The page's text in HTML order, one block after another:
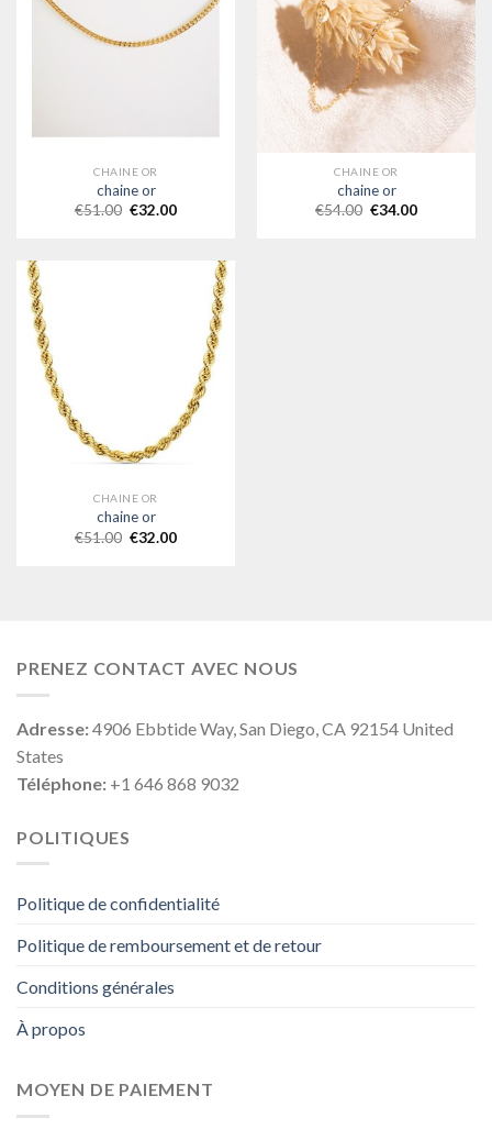
CHAINE OR
chaine or
€51.00 €32.00
CHAINE OR
chaine or
€54.00 €34.00
CHAINE OR
chaine or
€51.00 €32.00
PRENEZ CONTACT AVEC NOUS
Adresse:4906 Ebbtide Way, San Diego, CA 92154 United
States
Téléphone: +1 646 868 9032
POLITIQUES
Politique de confidentialité
Politique de remboursement et de retour
Conditions générales
À propos
MOYEN DE PAIEMENT